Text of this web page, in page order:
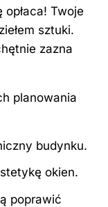
Twoje
sztuki.
zazna
planowania
budynku.
okien.
poprawić